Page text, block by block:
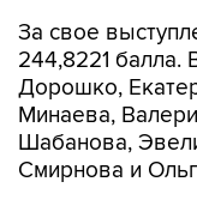
За свое
244,8221
Дорошко,
Минаева,
Шабанова,
Смирнова и